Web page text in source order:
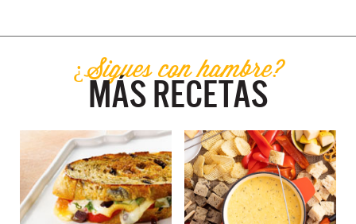
¿Sigues con hambre?
MÁS RECETAS